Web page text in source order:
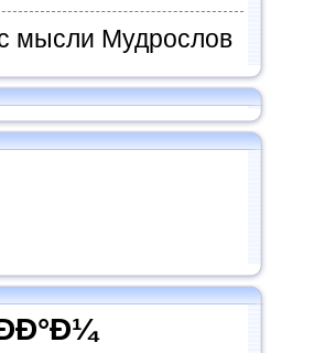
мысли Мудрослов